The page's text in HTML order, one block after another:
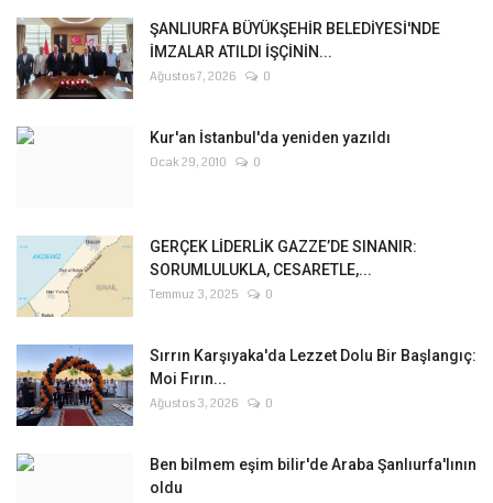
ŞANLIURFA BÜYÜKŞEHİR BELEDİYESİ'NDE
İMZALAR ATILDI İŞÇİNİN...
Ağustos 7, 2026 0
Kur'an İstanbul'da yeniden yazıldı
Ocak 29, 2010 0
GERÇEK LİDERLİK GAZZE’DE SINANIR:
SORUMLULUKLA, CESARETLE,...
Temmuz 3, 2025 0
Sırrın Karşıyaka'da Lezzet Dolu Bir Başlangıç:
Moi Fırın...
Ağustos 3, 2026 0
Ben bilmem eşim bilir'de Araba Şanlıurfa'lının
oldu